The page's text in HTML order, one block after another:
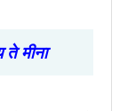
ते मीना